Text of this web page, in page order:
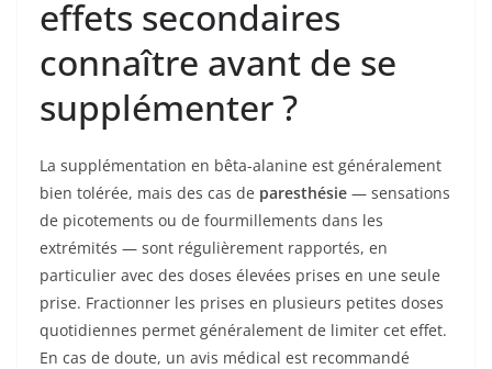
effets secondaires
connaître avant de se
supplémenter ?
La supplémentation en bêta-alanine est généralement
bien tolérée, mais des cas de paresthésie — sensations
de picotements ou de fourmillements dans les
extrémités — sont régulièrement rapportés, en
particulier avec des doses élevées prises en une seule
prise. Fractionner les prises en plusieurs petites doses
quotidiennes permet généralement de limiter cet effet.
En cas de doute, un avis médical est recommandé